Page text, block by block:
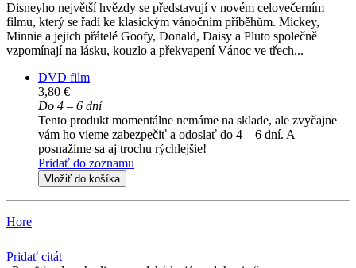
Disneyho největší hvězdy se představují v novém celovečerním
filmu, který se řadí ke klasickým vánočním příběhům. Mickey,
Minnie a jejich přátelé Goofy, Donald, Daisy a Pluto společně
vzpomínají na lásku, kouzlo a překvapení Vánoc ve třech...
DVD film
3,80 €
Do 4 – 6 dní
Tento produkt momentálne nemáme na sklade, ale zvyčajne
vám ho vieme zabezpečiť a odoslať do 4 – 6 dní. A
posnažíme sa aj trochu rýchlejšie!
Pridať do zoznamu
Vložiť do košíka
Hore
Pridať citát